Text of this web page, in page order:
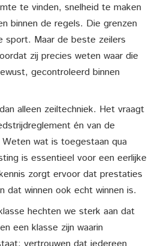
te vinden, snelheid te maken
binnen de regels. Die grenzen
sport. Maar de beste zeilers
zij precies weten waar die
gecontroleerd binnen
alleen zeiltechniek. Het vraagt
én van de
wat is toegestaan qua
is essentieel voor een eerlijke
zorgt ervoor dat prestaties
dat winnen ook echt winnen is.
hechten we sterk aan dat
een klasse zijn waarin